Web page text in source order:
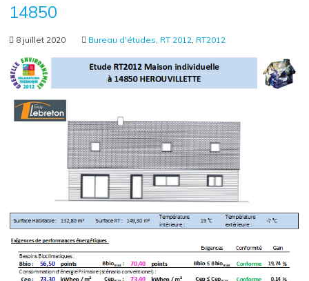
14850
8 juillet 2020 Bureau d'études RT 2012 RT2012